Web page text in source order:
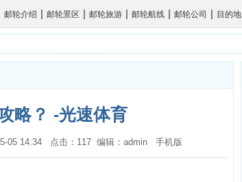
邮轮介绍 | 邮轮景区 | 邮轮旅游 | 邮轮航线 | 邮轮公司 | 目的地
略？ -光速体育
05 14:34 点击：117 编辑：admin 手机版